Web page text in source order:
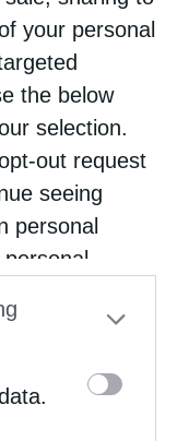
your personal
the below
selection.
out request
seeing
personal
opt-out
the IAB’s list
αποτελεί κάθε
τοπική